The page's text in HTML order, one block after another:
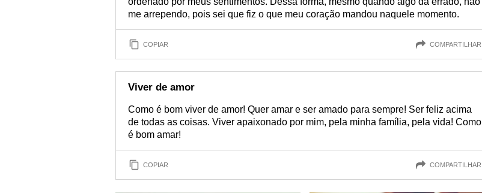
me arrependo, pois sei que fiz o que meu coração mandou naquele momento.
COPIAR COMPARTILHAR
Viver de amor
Como é bom viver de amor! Quer amar e ser amado para sempre! Ser feliz acima
de todas as coisas. Viver apaixonado por mim, pela minha família, pela vida! Como
é bom amar!
COPIAR COMPARTILHAR